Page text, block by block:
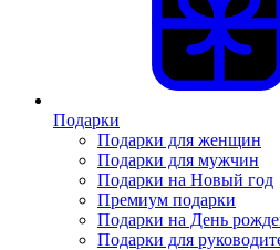
Подарки
Подарки для женщин
Подарки для мужчин
Подарки на Новый год
Премиум подарки
Подарки на День
Подарки для